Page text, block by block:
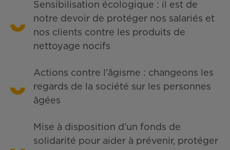
Sensibilisation écologique : il est de
notre devoir de protéger nos salariés et
nos clients contre les produits de
nettoyage nocifs
Actions contre l’âgisme : changeons les
regards de la société sur les personnes
âgées
Mise à disposition d’un fonds de
solidarité pour aider à prévenir, protéger